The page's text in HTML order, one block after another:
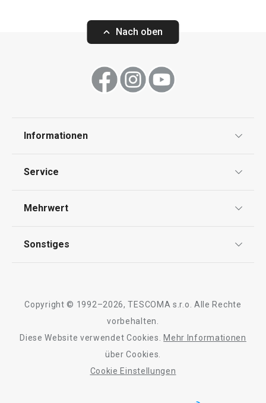
Nach oben
Informationen
Impressum
Service
Rückgabe von Waren/Reklamation
Mehrwert
Sonstiges
Barrierefreiheit
Copyright © 1992–2026, TESCOMA s.r.o. Alle Rechte
vorbehalten.
Diese Website verwendet Cookies.
Mehr Informationen
über Cookies.
Cookie Einstellungen